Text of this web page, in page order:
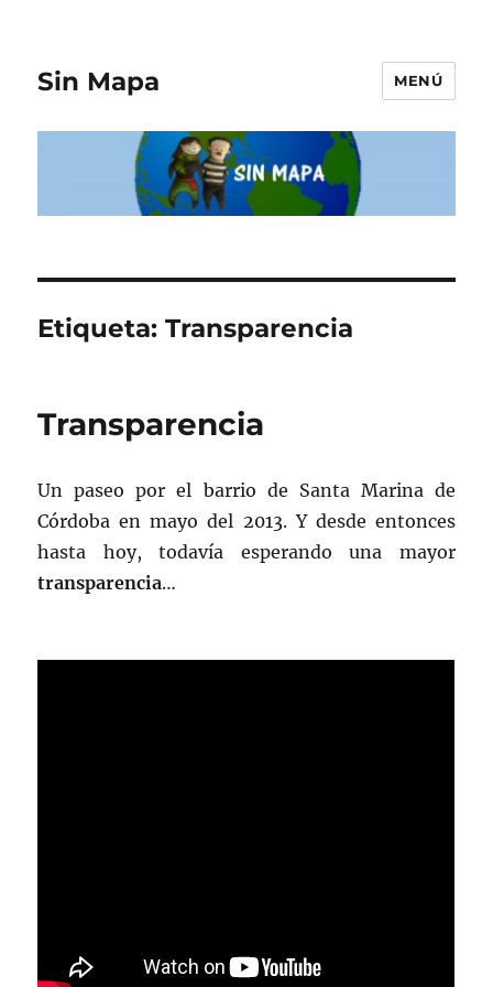
Sin Mapa MENÚ
Etiqueta:Transparencia
Transparencia
Un paseo por el barrio de Santa Marina de
Córdoba en mayo del 2013. Y desde entonces
hasta hoy, todavía esperando una mayor
transparencia…